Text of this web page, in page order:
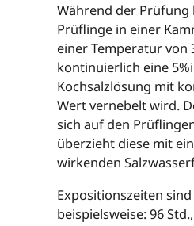
Während der Prüfung
Prüflinge in einer
einer Temperatur von
kontinuierlich eine
Kochsalzlösung mit
Wert vernebelt wird.
sich auf den
überzieht diese mit
wirkenden
Expositionszeiten sind
beispielsweise: 96